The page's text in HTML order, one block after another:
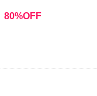
80%OFF